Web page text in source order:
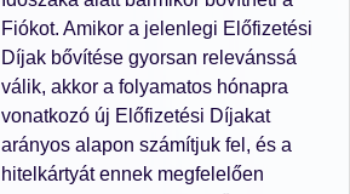
Fiókot. Amikor a jelenlegi Előfizetési
Díjak bővítése gyorsan relevánssá
válik, akkor a folyamatos hónapra
vonatkozó új Előfizetési Díjakat
arányos alapon számítjuk fel, és a
hitelkártyát ennek megfelelően